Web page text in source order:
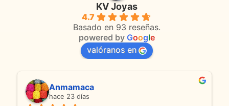
KV Joyas
4.7
Basado en 93 reseñas.
powered by Google
valóranos en
Anmamaca
hace 23 días